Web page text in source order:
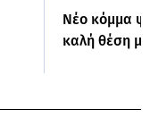
Νέο κόμμα
καλή θέση